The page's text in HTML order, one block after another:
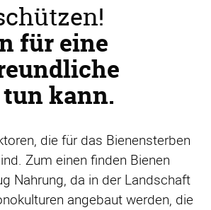
für eine
kann.
die für das Bienensterben
Zum einen finden Bienen
Nahrung, da in der Landschaft
angebaut werden, die